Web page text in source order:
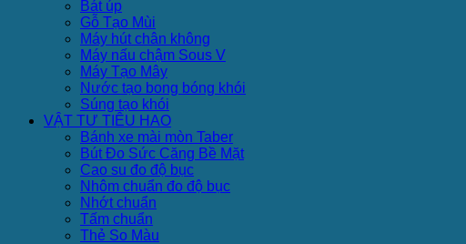
Bát úp
Gỗ Tạo Mùi
Máy hút chân không
Máy nấu chậm Sous V
Máy Tạo Mây
Nước tạo bong bóng khói
Súng tạo khói
VẬT TƯ TIÊU HAO
Bánh xe mài mòn Taber
Bút Đo Sức Căng Bề Mặt
Cao su đo độ bục
Nhôm chuẩn đo độ bục
Nhớt chuẩn
Tấm chuẩn
Thẻ So Màu